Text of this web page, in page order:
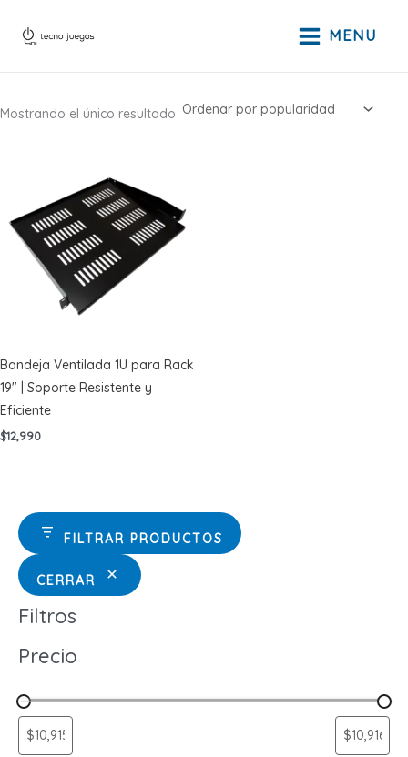
MENU
FILTRAR PRODUCTOS
CERRAR
Filtros
Precio
Mostrando el único resultado
Bandeja Ventilada 1U para Rack
19″ | Soporte Resistente y
Eficiente
$12,990